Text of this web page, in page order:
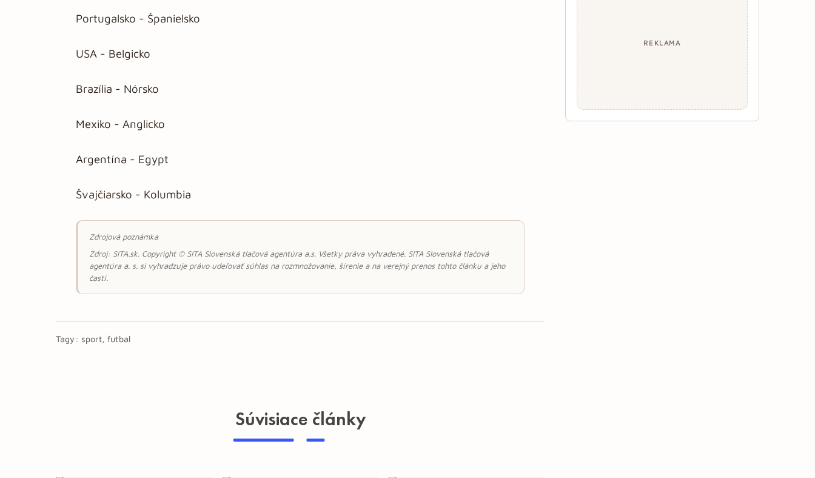
Portugalsko - Španielsko
USA - Belgicko
Brazília - Nórsko
Mexiko - Anglicko
Argentína - Egypt
Švajčiarsko - Kolumbia
Zdrojová poznámka
Zdroj: SITA.sk. Copyright © SITA Slovenská tlačová agentúra a.s. Všetky práva vyhradené. SITA Slovenská tlačová
agentúra a. s. si vyhradzuje právo udeľovať súhlas na rozmnožovanie, šírenie a na verejný prenos tohto článku a jeho
častí.
Tagy: sport, futbal
Súvisiace články
REKLAMA